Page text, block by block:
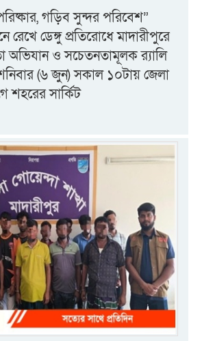
গড়িব সুন্দর পরিবেশ”
রেখে ডেঙ্গু প্রতিরোধে মাদারীপুরে
অভিযান ও সচেতনতামূলক র‍্যালি
(৬ জুন) সকাল ১০টায় জেলা
শহরের সার্কিট